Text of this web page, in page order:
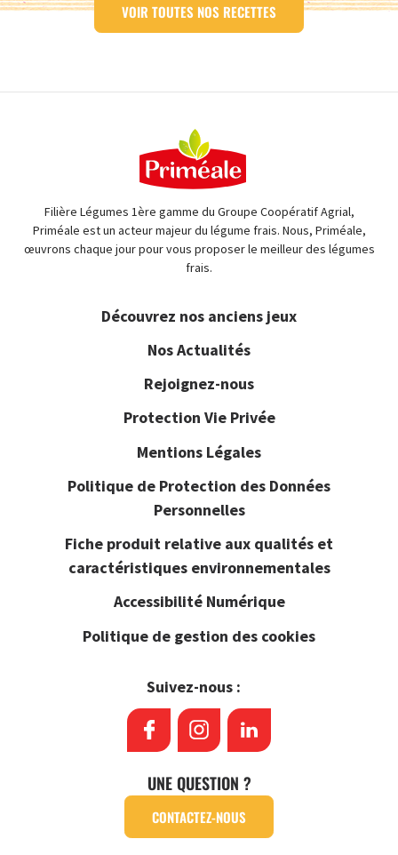
VOIR TOUTES NOS RECETTES
Filière Légumes 1ère gamme du Groupe Coopératif Agrial,
Priméale est un acteur majeur du légume frais. Nous, Priméale,
œuvrons chaque jour pour vous proposer le meilleur des légumes
frais.
Découvrez nos anciens jeux
Nos Actualités
Rejoignez-nous
Protection Vie Privée
Mentions Légales
Politique de Protection des Données
Personnelles
Fiche produit relative aux qualités et
caractéristiques environnementales
Accessibilité Numérique
Politique de gestion des cookies
Suivez-nous :
UNE QUESTION ?
CONTACTEZ-NOUS